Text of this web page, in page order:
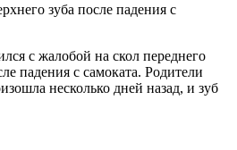
зуба после падения с
с жалобой на скол переднего
падения с самоката. Родители
несколько дней назад, и зуб